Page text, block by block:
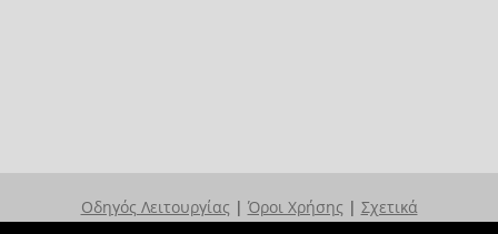
Οδηγός Λειτουργίας | Όροι Χρήσης | Σχετικά